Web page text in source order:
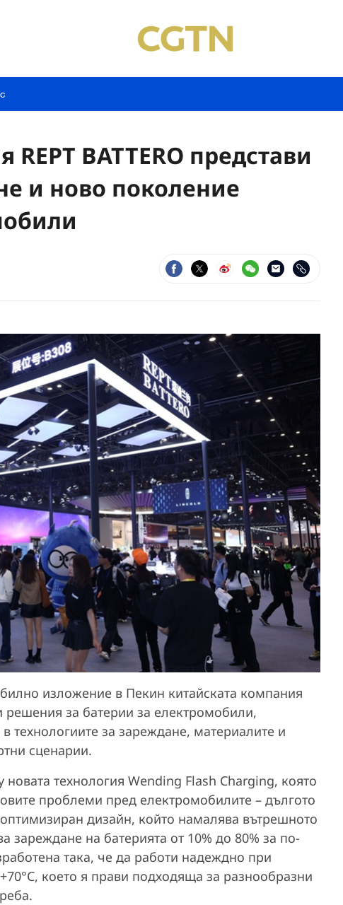
BATTERO представи
и ново поколение
изложение в Пекин китайската компания
решения за батерии за електромобили,
технологиите за зареждане, материалите и
сценарии.
технология Wending Flash Charging, която
проблеми пред електромобилите – дългото
дизайн, който намалява вътрешното
зареждане на батерията от 10% до 80% за по-
така, че да работи надеждно при
което я прави подходяща за разнообразни